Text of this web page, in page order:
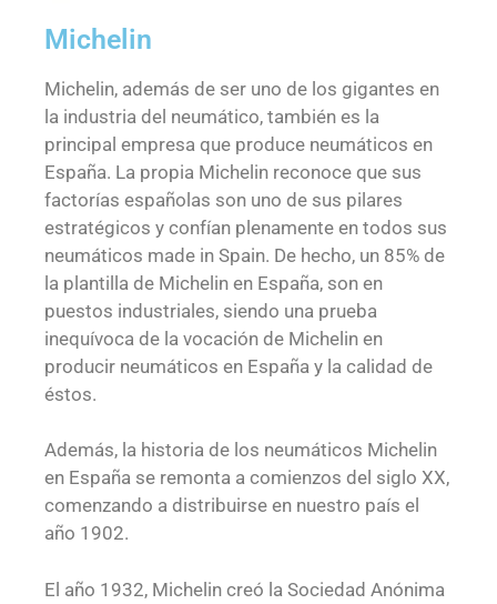
Michelin
Michelin, además de ser uno de los gigantes en
la industria del neumático, también es la
principal empresa que produce neumáticos en
España. La propia Michelin reconoce que sus
factorías españolas son uno de sus pilares
estratégicos y confían plenamente en todos sus
neumáticos made in Spain. De hecho, un 85% de
la plantilla de Michelin en España, son en
puestos industriales, siendo una prueba
inequívoca de la vocación de Michelin en
producir neumáticos en España y la calidad de
éstos.
Además, la historia de los neumáticos Michelin
en España se remonta a comienzos del siglo XX,
comenzando a distribuirse en nuestro país el
año 1902.
El año 1932, Michelin creó la Sociedad Anónima